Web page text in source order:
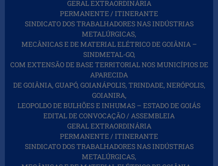
GERAL EXTRAORDINÁRIA
PERMANENTE / ITINERANTE
SINDICATO DOS TRABALHADORES NAS INDÚSTRIAS
METALÚRGICAS,
MECÂNICAS E DE MATERIAL ELÉTRICO DE GOIÂNIA –
SINDMETAL-GO,
COM EXTENSÃO DE BASE TERRITORIAL NOS MUNICÍPIOS DE
APARECIDA
DE GOIÂNIA, GUAPÓ, GOIANÁPOLIS, TRINDADE, NERÓPOLIS,
GOIANIRA,
LEOPOLDO DE BULHÕES E INHUMAS – ESTADO DE GOIÁS
EDITAL DE CONVOCAÇÃO / ASSEMBLEIA
GERAL EXTRAORDINÁRIA
PERMANENTE / ITINERANTE
SINDICATO DOS TRABALHADORES NAS INDÚSTRIAS
METALÚRGICAS,